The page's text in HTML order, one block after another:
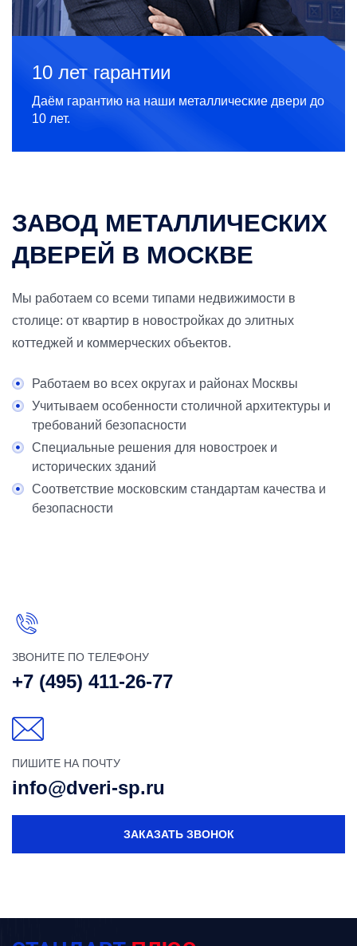
10 лет гарантии
Даём гарантию на наши металлические двери до
10 лет.
ЗАВОД МЕТАЛЛИЧЕСКИХ
ДВЕРЕЙ В МОСКВЕ
Мы работаем со всеми типами недвижимости в
столице: от квартир в новостройках до элитных
коттеджей и коммерческих объектов.
Работаем во всех округах и районах Москвы
Учитываем особенности столичной архитектуры и
требований безопасности
Специальные решения для новостроек и
исторических зданий
Соответствие московским стандартам качества и
безопасности
ЗВОНИТЕ ПО ТЕЛЕФОНУ
+7 (495) 411-26-77
ПИШИТЕ НА ПОЧТУ
info@dveri-sp.ru
ЗАКАЗАТЬ ЗВОНОК